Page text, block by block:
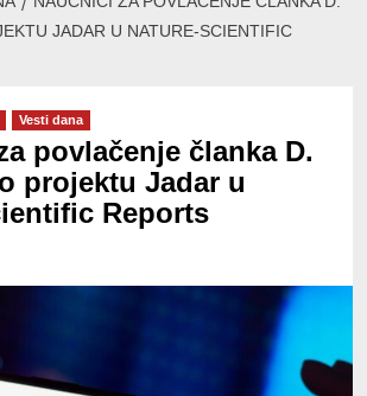
JADAR U NATURE-SCIENTIFIC
Vesti dana
povlačenje članka D.
projektu Jadar u
Reports